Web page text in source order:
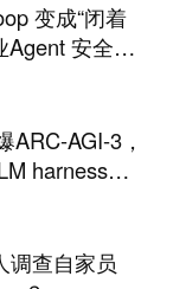
变成“闭着
Agent 安全还
ARC-AGI-3，
harness引
调查自家员